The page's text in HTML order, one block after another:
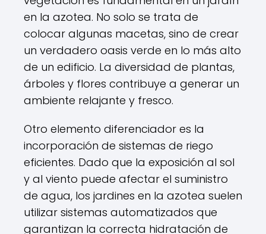
en la azotea. No solo se trata de
colocar algunas macetas, sino de crear
un verdadero oasis verde en lo más alto
de un edificio. La diversidad de plantas,
árboles y flores contribuye a generar un
ambiente relajante y fresco.
Otro elemento diferenciador es la
incorporación de sistemas de riego
eficientes. Dado que la exposición al sol
y al viento puede afectar el suministro
de agua, los jardines en la azotea suelen
utilizar sistemas automatizados que
garantizan la correcta hidratación de